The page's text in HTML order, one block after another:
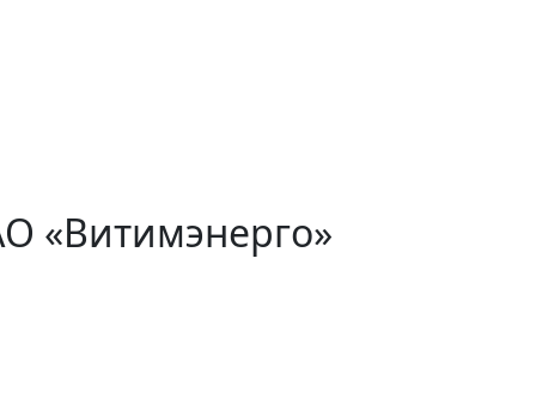
«Витимэнерго»